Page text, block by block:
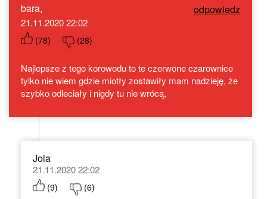
bara, odpowiedz
21.11.2020 22:02
(78) (28)
Najlepsze z tego korowodu to te czerwone czarownice
tylko nie wiem gdzie miotły zostawiły mam nadzieję, że
szybko odleciały i nigdy tu nie wrócą,
Jola
21.11.2020 22:02
(9) (6)